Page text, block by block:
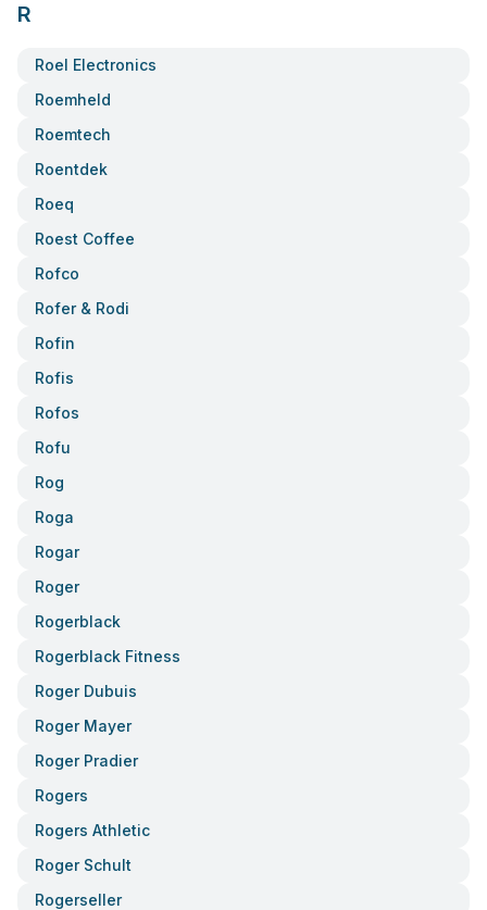
R
Roel Electronics
Roemheld
Roemtech
Roentdek
Roeq
Roest Coffee
Rofco
Rofer & Rodi
Rofin
Rofis
Rofos
Rofu
Rog
Roga
Rogar
Roger
Rogerblack
Rogerblack Fitness
Roger Dubuis
Roger Mayer
Roger Pradier
Rogers
Rogers Athletic
Roger Schult
Rogerseller